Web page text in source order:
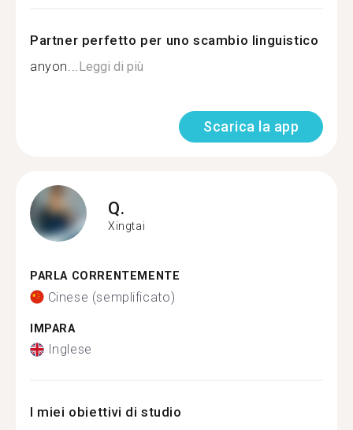
Partner perfetto per uno scambio linguistico
anyon...Leggi di più
Scarica la app
Q.
Xingtai
PARLA CORRENTEMENTE
Cinese (semplificato)
IMPARA
Inglese
I miei obiettivi di studio